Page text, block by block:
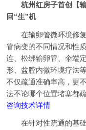
杭州红房子首创【
回“生”机
在输卵管微环境修复
管病变的不同情况和性
连、松绑输卵管、伞端
形、盆腔内微环境疗法
不仅疏通准确率高，更
法不论哪个位置堵塞都
咨询技术详情
在针对性疏通的基础